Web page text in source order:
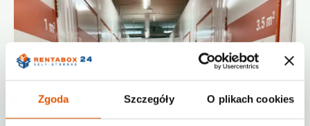
Zgoda Szczegóły O plikach cookies